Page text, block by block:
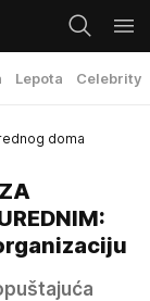
Lepota Celebrity
doma